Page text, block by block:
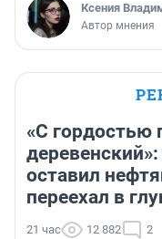
Ксения
Автор мнения
«С гордостью
оставил
переехал в
21 час 12 882 2